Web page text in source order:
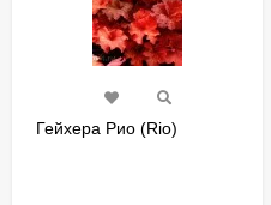
Гейхера Рио (Rio)